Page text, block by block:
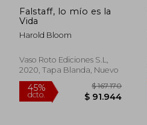
Falstaff, lo mío es la
Vida
Harold Bloom
Vaso Roto Ediciones S.L,
2020, Tapa Blanda, Nuevo